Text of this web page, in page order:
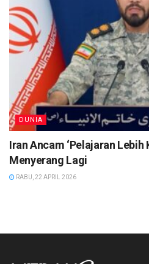
DUNIA
Iran Ancam ‘Pelajaran Lebih
Menyerang Lagi
RABU, 22 APRIL 2026